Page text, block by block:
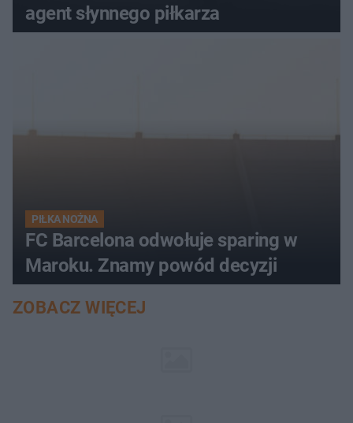
agent słynnego piłkarza
PIŁKA NOŻNA
FC Barcelona odwołuje sparing w
Maroku. Znamy powód decyzji
ZOBACZ WIĘCEJ